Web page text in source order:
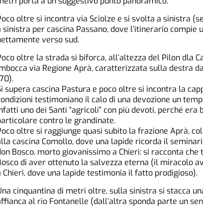
oltre si incontra via Sciolze e si svolta a sinistra
sinistra per cascina Passano, dove l’itinerario compie
verso sud.
oltre la strada si biforca, all’altezza del Pilon dla
via Regione Aprà, caratterizzata sulla destra
supera cascina Pastura e poco oltre si incontra la
testimoniano il calo di una devozione un
uno dei Santi “agricoli” con più devoti, perché era
contro le grandinate.
oltre si raggiunge quasi subito la frazione Aprà,
cascina Comollo, dove una lapide ricorda il
Bosco, morto giovanissimo a Chieri: si racconta
di aver ottenuto la salvezza eterna (il miracolo
Chieri, dove una lapide testimonia il fatto prodigioso).
cinquantina di metri oltre, sulla sinistra si stacca
al rio Fontanelle (dall’altra sponda parte un